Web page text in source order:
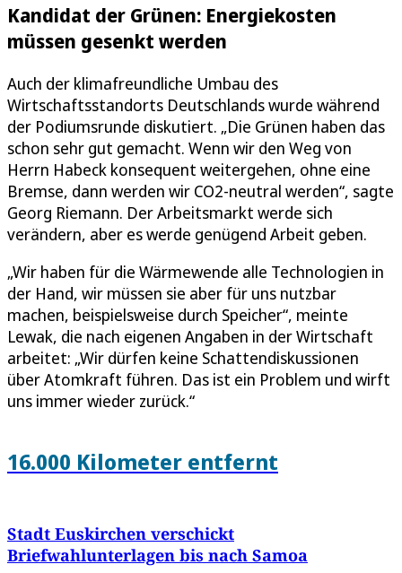
Kandidat der Grünen: Energiekosten
müssen gesenkt werden
Auch der klimafreundliche Umbau des
Wirtschaftsstandorts Deutschlands wurde während
der Podiumsrunde diskutiert. „Die Grünen haben das
schon sehr gut gemacht. Wenn wir den Weg von
Herrn Habeck konsequent weitergehen, ohne eine
Bremse, dann werden wir CO2-neutral werden“, sagte
Georg Riemann. Der Arbeitsmarkt werde sich
verändern, aber es werde genügend Arbeit geben.
„Wir haben für die Wärmewende alle Technologien in
der Hand, wir müssen sie aber für uns nutzbar
machen, beispielsweise durch Speicher“, meinte
Lewak, die nach eigenen Angaben in der Wirtschaft
arbeitet: „Wir dürfen keine Schattendiskussionen
über Atomkraft führen. Das ist ein Problem und wirft
uns immer wieder zurück.“
16.000 Kilometer entfernt
Stadt Euskirchen verschickt
Briefwahlunterlagen bis nach Samoa